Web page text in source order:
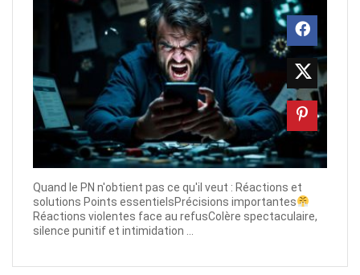
Quand le PN n'obtient pas ce qu'il veut : Réactions et
solutions Points essentielsPrécisions importantes
Réactions violentes face au refusColère spectaculaire,
silence punitif et intimidation ...